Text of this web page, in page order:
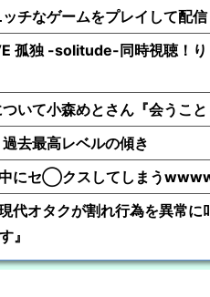
ッチなゲームをプレイして配
孤独 -solitude-同時視聴！
いて小森めとさん『会うこ
去最高レベルの傾き
中にセ◯クスしてしまう
代オタクが割れ行為を異常
』